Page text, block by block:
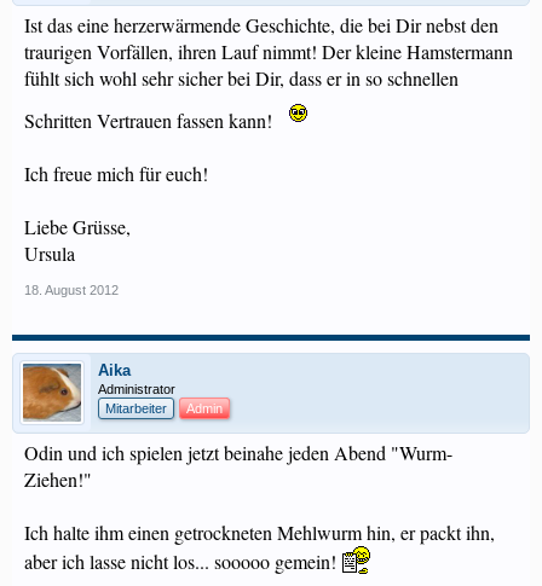
Ist das eine herzerwärmende Geschichte, die bei Dir nebst den
traurigen Vorfällen, ihren Lauf nimmt! Der kleine Hamstermann
fühlt sich wohl sehr sicher bei Dir, dass er in so schnellen
Schritten Vertrauen fassen kann!
Ich freue mich für euch!
Liebe Grüsse,
Ursula
18. August 2012
Aika
Administrator
Mitarbeiter
Admin
Odin und ich spielen jetzt beinahe jeden Abend "Wurm-
Ziehen!"
Ich halte ihm einen getrockneten Mehlwurm hin, er packt ihn,
aber ich lasse nicht los... sooooo gemein!